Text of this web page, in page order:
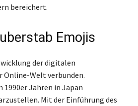
bereichert.
Emojis
der digitalen
Online-Welt verbunden.
1990er Jahren in Japan
Mit der Einführung des